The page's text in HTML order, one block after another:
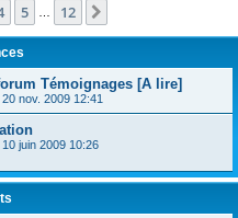
h
5 12
Témoignages [A lire]
nov. 2009 12:41
10 juin 2009 10:26